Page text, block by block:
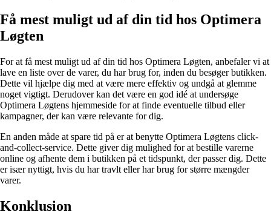
Få mest muligt ud af din tid hos Optimera
Løgten
For at få mest muligt ud af din tid hos Optimera Løgten, anbefaler vi at
lave en liste over de varer, du har brug for, inden du besøger butikken.
Dette vil hjælpe dig med at være mere effektiv og undgå at glemme
noget vigtigt. Derudover kan det være en god idé at undersøge
Optimera Løgtens hjemmeside for at finde eventuelle tilbud eller
kampagner, der kan være relevante for dig.
En anden måde at spare tid på er at benytte Optimera Løgtens click-
and-collect-service. Dette giver dig mulighed for at bestille varerne
online og afhente dem i butikken på et tidspunkt, der passer dig. Dette
er især nyttigt, hvis du har travlt eller har brug for større mængder
varer.
Konklusion